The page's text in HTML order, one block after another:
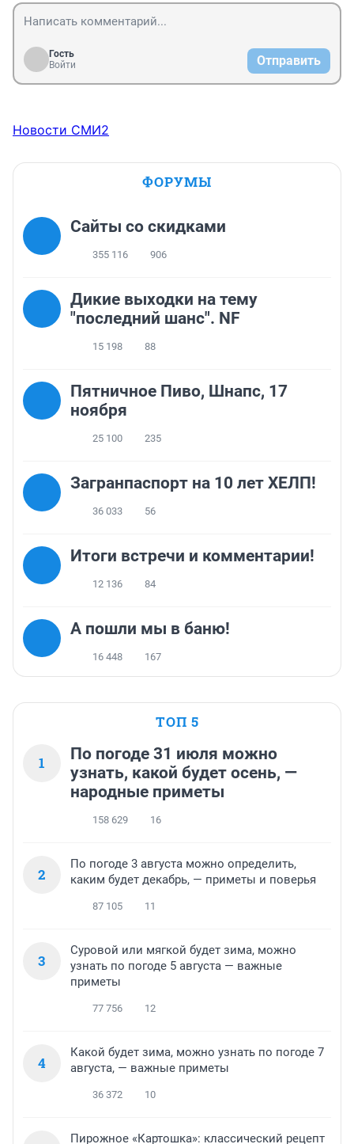
Гость
Войти
Отправить
Новости СМИ2
ФОРУМЫ
Сайты со скидками
355 116 906
Дикие выходки на тему
"последний шанс". NF
15 198 88
Пятничное Пиво, Шнапс, 17
ноября
25 100 235
Загранпаспорт на 10 лет ХЕЛП!
36 033 56
Итоги встречи и комментарии!
12 136 84
А пошли мы в баню!
16 448 167
ТОП 5
1
По погоде 31 июля можно
узнать, какой будет осень, —
народные приметы
158 629 16
2
По погоде 3 августа можно определить,
каким будет декабрь, — приметы и поверья
87 105 11
3
Суровой или мягкой будет зима, можно
узнать по погоде 5 августа — важные
приметы
77 756 12
4
Какой будет зима, можно узнать по погоде 7
августа, — важные приметы
36 372 10
Пирожное «Картошка»: классический рецепт